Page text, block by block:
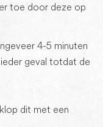
toe door deze op
4-5 minuten
geval totdat de
dit met een